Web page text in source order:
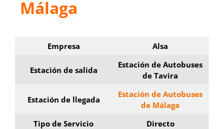
Málaga
Empresa Alsa
Estación de salida
Estación de Autobuses
de Tavira
Estación de llegada
Estación de Autobuses
de Málaga
Tipo de Servicio
Directo